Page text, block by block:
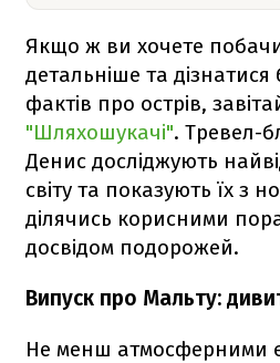
Якщо ж ви хочете
детальніше та дізнатися
фактів про острів,
"Шляхошукачі". Тревел-
Денис досліджують
світу та показують їх з
ділячись корисними
досвідом подорожей.
Випуск про Мальту:
Не менш атмосферними